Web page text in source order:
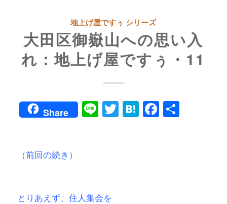
地上げ屋ですぅ シリーズ
大田区御嶽山への思い入
れ：地上げ屋ですぅ・11
Share LineTwitter
Hatena共
（前回の続き）
とりあえず、住人集会を